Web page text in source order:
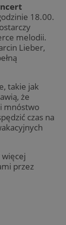
18.00.
melodii.
Lieber,
takie jak
że
mnóstwo
czas na
więcej
przez